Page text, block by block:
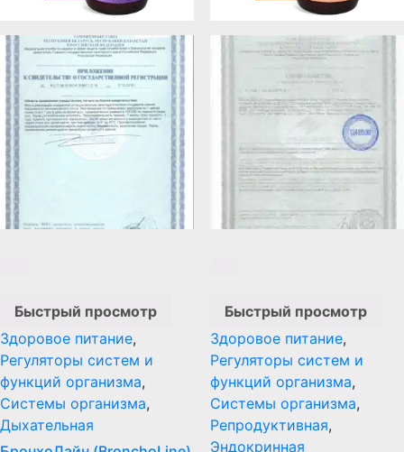
Быстрый просмотр
Здоровое питание,
Регуляторы систем и
функций организма,
Системы организма,
Дыхательная
Быстрый просмотр
Здоровое питание,
Регуляторы систем и
функций организма,
Системы организма,
Репродуктивная,
Эндокринная